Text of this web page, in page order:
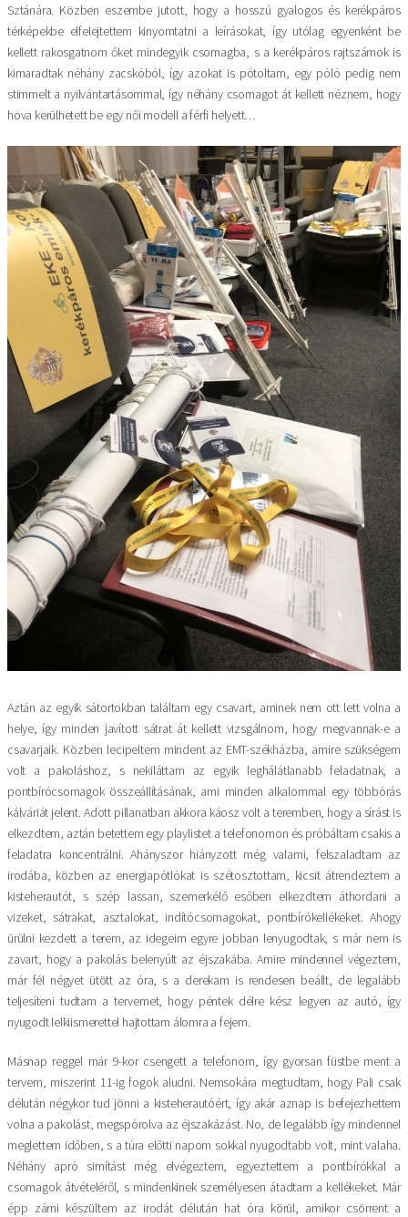
Sztánára. Közben eszembe jutott, hogy a hosszú gyalogos és kerékpáros
térképekbe elfelejtettem kinyomtatni a leírásokat, így utólag egyenként be
kellett rakosgatnom őket mindegyik csomagba, s a kerékpáros rajtszámok is
kimaradtak néhány zacskóból, így azokat is pótoltam, egy póló pedig nem
stimmelt a nyilvántartásommal, így néhány csomagot át kellett néznem, hogy
hova kerülhetett be egy női modell a férfi helyett…
Aztán az egyik sátortokban találtam egy csavart, aminek nem ott lett volna a
helye, így minden javított sátrat át kellett vizsgálnom, hogy megvannak-e a
csavarjaik. Közben lecipeltem mindent az EMT-székházba, amire szükségem
volt a pakoláshoz, s nekiláttam az egyik leghálátlanabb feladatnak, a
pontbírócsomagok összeállításának, ami minden alkalommal egy többórás
kálváriát jelent. Adott pillanatban akkora káosz volt a teremben, hogy a sírást is
elkezdtem, aztán betettem egy playlistet a telefonomon és próbáltam csakis a
feladatra koncentrálni. Ahányszor hiányzott még valami, felszaladtam az
irodába, közben az energiapótlókat is szétosztottam, kicsit átrendeztem a
kisteherautót, s szép lassan, szemerkélő esőben elkezdtem áthordani a
vizeket, sátrakat, asztalokat, indítócsomagokat, pontbírókellékeket. Ahogy
ürülni kezdett a terem, az idegeim egyre jobban lenyugodtak, s már nem is
zavart, hogy a pakolás belenyúlt az éjszakába. Amire mindennel végeztem,
már fél négyet ütött az óra, s a derekam is rendesen beállt, de legalább
teljesíteni tudtam a tervemet, hogy péntek délre kész legyen az autó, így
nyugodt lelkiismerettel hajtottam álomra a fejem.
Másnap reggel már 9-kor csengett a telefonom, így gyorsan füstbe ment a
tervem, miszerint 11-ig fogok aludni. Nemsokára megtudtam, hogy Pali csak
délután négykor tud jönni a kisteherautóért, így akár aznap is befejezhettem
volna a pakolást, megspórolva az éjszakázást. No, de legalább így mindennel
meglettem időben, s a túra előtti napom sokkal nyugodtabb volt, mint valaha.
Néhány apró simítást még elvégeztem, egyeztettem a pontbírókkal a
csomagok átvételéről, s mindenkinek személyesen átadtam a kellékeket. Már
épp zárni készültem az irodát délután hat óra körül, amikor csörrent a